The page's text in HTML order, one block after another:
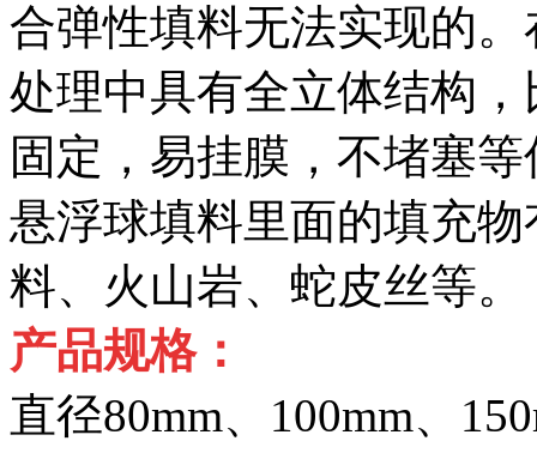
合弹性填料无法实现的
处理中具有全立体结构
固定，易挂膜，不堵塞
悬浮球填料里面的填充
料、火山岩、蛇皮丝等。
产品规格：
直径80mm、100mm、